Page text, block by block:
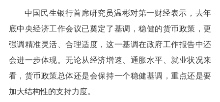
中国民生银行首席研究员温彬对第一财经表示，去年
底中央经济工作会议已奠定了基调，稳健的货币政策，更
强调精准灵活、合理适度，这一基调在政府工作报告中还
会进一步体现。无论从经济增速、通胀水平、就业状况来
看，货币政策总体还是会保持一个稳健基调，重点还是要
加大结构性的支持力度。